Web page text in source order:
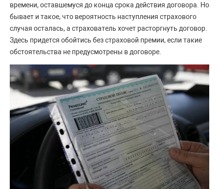
времени, оставшемуся до конца срока действия договора. Но
бывает и такое, что вероятность наступления страхового
случая осталась, а страхователь хочет расторгнуть договор.
Здесь придется обойтись без страховой премии, если такие
обстоятельства не предусмотрены в договоре.